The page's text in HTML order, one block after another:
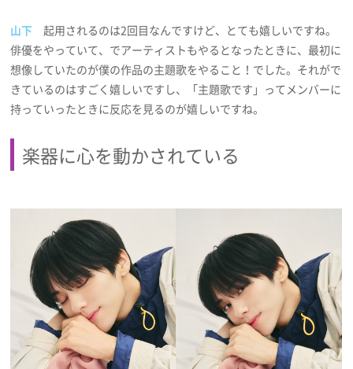
山下 起用されるのは2回目なんですけど、とても嬉しいですね。
俳優をやっていて、でアーティストもやるとなったときに、最初に
想像していたのが僕の作品の主題歌をやること！でした。それがで
きているのはすごく嬉しいですし、「主題歌です」ってメンバーに
持っていったときに反応を見るのが嬉しいですね。
楽器に心を動かされている